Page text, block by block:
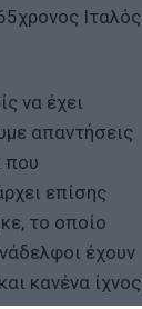
Ιταλός
να έχει
απαντήσεις
που
επίσης
το οποίο
έχουν
κανένα ίχνος